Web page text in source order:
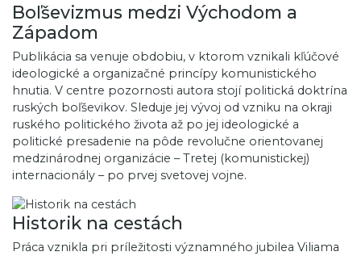
Boľševizmus medzi Východom a
Západom
Publikácia sa venuje obdobiu, v ktorom vznikali kľúčové
ideologické a organizačné princípy komunistického
hnutia. V centre pozornosti autora stojí politická doktrína
ruských boľševikov. Sleduje jej vývoj od vzniku na okraji
ruského politického života až po jej ideologické a
politické presadenie na pôde revolučne orientovanej
medzinárodnej organizácie – Tretej (komunistickej)
internacionály – po prvej svetovej vojne.
Historik na cestách
Práca vznikla pri príležitosti významného jubilea Viliama